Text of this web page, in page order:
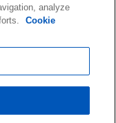
analyze
Cookie